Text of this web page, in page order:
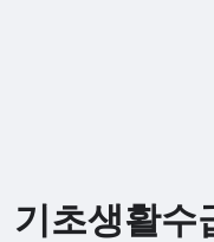
기초생활수